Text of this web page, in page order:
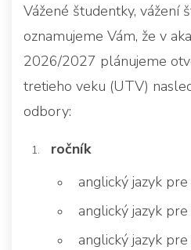
Vážené študentky, vážení
oznamujeme Vám, že v
2026/2027 plánujeme
tretieho veku (UTV)
odbory:
ročník
anglický jazyk
anglický jazyk
anglický jazyk